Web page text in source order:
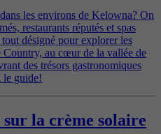
les environs de Kelowna? On
restaurants réputés et spas
désigné pour explorer les
Country, au cœur de la vallée de
des trésors gastronomiques
le guide!
sur la crème solaire